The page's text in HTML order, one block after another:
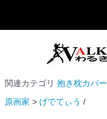
関連カテゴリ 抱き枕カバー
原画家
げでてぃう